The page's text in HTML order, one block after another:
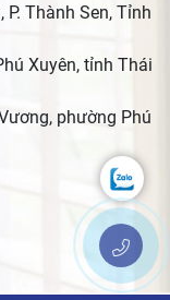
Thành Sen, Tỉnh
Xuyên, tỉnh Thái
phường Phú